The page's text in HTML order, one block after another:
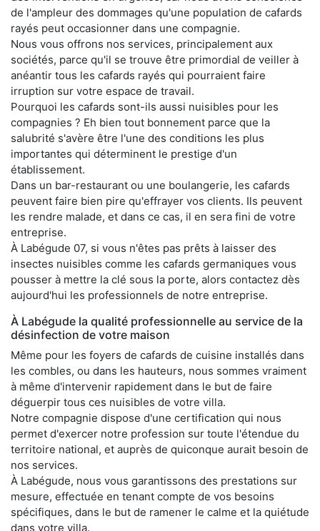
de l'ampleur des dommages qu'une population de cafards
rayés peut occasionner dans une compagnie.
Nous vous offrons nos services, principalement aux
sociétés, parce qu'il se trouve être primordial de veiller à
anéantir tous les cafards rayés qui pourraient faire
irruption sur votre espace de travail.
Pourquoi les cafards sont-ils aussi nuisibles pour les
compagnies ? Eh bien tout bonnement parce que la
salubrité s'avère être l'une des conditions les plus
importantes qui déterminent le prestige d'un
établissement.
Dans un bar-restaurant ou une boulangerie, les cafards
peuvent faire bien pire qu'effrayer vos clients. Ils peuvent
les rendre malade, et dans ce cas, il en sera fini de votre
entreprise.
À Labégude 07, si vous n'êtes pas prêts à laisser des
insectes nuisibles comme les cafards germaniques vous
pousser à mettre la clé sous la porte, alors contactez dès
aujourd'hui les professionnels de notre entreprise.
À Labégude la qualité professionnelle au service de la
désinfection de votre maison
Même pour les foyers de cafards de cuisine installés dans
les combles, ou dans les hauteurs, nous sommes vraiment
à même d'intervenir rapidement dans le but de faire
déguerpir tous ces nuisibles de votre villa.
Notre compagnie dispose d'une certification qui nous
permet d'exercer notre profession sur toute l'étendue du
territoire national, et auprès de quiconque aurait besoin de
nos services.
À Labégude, nous vous garantissons des prestations sur
mesure, effectuée en tenant compte de vos besoins
spécifiques, dans le but de ramener le calme et la quiétude
dans votre villa.